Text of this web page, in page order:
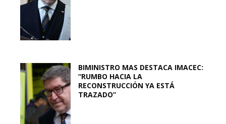
BIMINISTRO MAS DESTACA IMACEC:
“RUMBO HACIA LA
RECONSTRUCCIÓN YA ESTÁ
TRAZADO”